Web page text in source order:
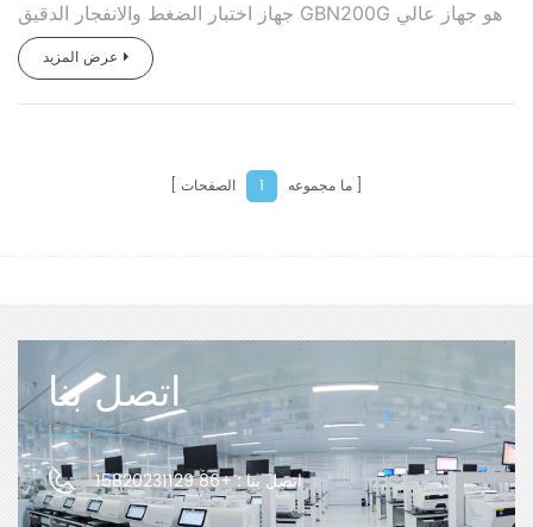
جهاز اختبار الضغط والانفجار الدقيق GBN200G هو جهاز عالي
الدقة، طوره وصنعه فريق البحث والتطوير في شركة قوانغتشو
ستاندرد إنترناشونال، ملتزمًا بمتطلبات المعيار البريطاني
ومتطلبات السوق. صُمم خصيصًا لاختبار مقاومة الضغط وقوة
الانفجار لأكياس التغليف المختلفة. يُعد هذا الجهاز حلاً مثاليًا
عرض المزيد
ما مجموعه 1 الصفحات
اتصل بنا
اتصل بنا :+86 15820231129